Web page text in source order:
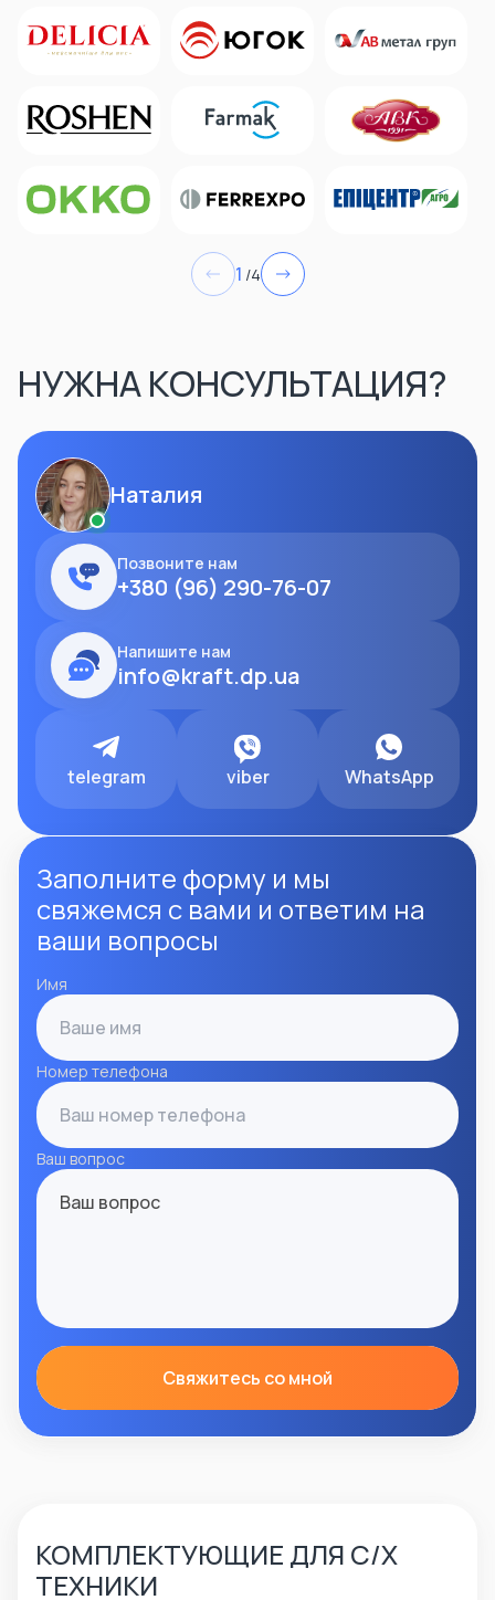
1 /4
НУЖНА КОНСУЛЬТАЦИЯ?
Наталия
Позвоните нам
+380 (96) 290-76-07
Напишите нам
info@kraft.dp.ua
telegram viber WhatsApp
Заполните форму и мы
свяжемся с вами и ответим на
ваши вопросы
Имя
Номер телефона
Ваш вопрос
Свяжитесь со мной
КОМПЛЕКТУЮЩИЕ ДЛЯ С/Х
ТЕХНИКИ